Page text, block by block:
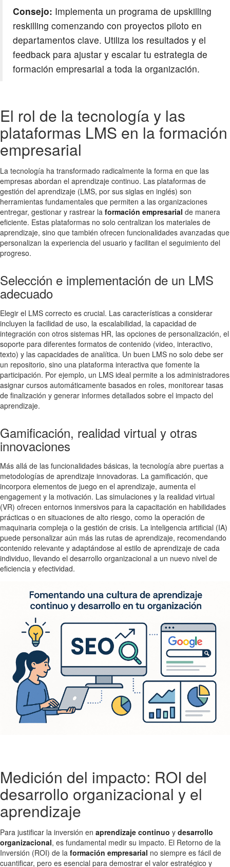
Consejo: Implementa un programa de upskilling
reskilling comenzando con proyectos piloto en
departamentos clave. Utiliza los resultados y el
feedback para ajustar y escalar tu estrategia de
formación empresarial a toda la organización.
El rol de la tecnología y las
plataformas LMS en la formación
empresarial
La tecnología ha transformado radicalmente la forma en que las
empresas abordan el aprendizaje continuo. Las plataformas de
gestión del aprendizaje (LMS, por sus siglas en inglés) son
herramientas fundamentales que permiten a las organizaciones
entregar, gestionar y rastrear la formación empresarial de manera
eficiente. Estas plataformas no solo centralizan los materiales de
aprendizaje, sino que también ofrecen funcionalidades avanzadas que
personalizan la experiencia del usuario y facilitan el seguimiento del
progreso.
Selección e implementación de un LMS
adecuado
Elegir el LMS correcto es crucial. Las características a considerar
incluyen la facilidad de uso, la escalabilidad, la capacidad de
integración con otros sistemas HR, las opciones de personalización, el
soporte para diferentes formatos de contenido (video, interactivo,
texto) y las capacidades de analítica. Un buen LMS no solo debe ser
un repositorio, sino una plataforma interactiva que fomente la
participación. Por ejemplo, un LMS ideal permite a los administradores
asignar cursos automáticamente basados en roles, monitorear tasas
de finalización y generar informes detallados sobre el impacto del
aprendizaje.
Gamificación, realidad virtual y otras
innovaciones
Más allá de las funcionalidades básicas, la tecnología abre puertas a
metodologías de aprendizaje innovadoras. La gamificación, que
incorpora elementos de juego en el aprendizaje, aumenta el
engagement y la motivación. Las simulaciones y la realidad virtual
(VR) ofrecen entornos inmersivos para la capacitación en habilidades
prácticas o en situaciones de alto riesgo, como la operación de
maquinaria compleja o la gestión de crisis. La inteligencia artificial (IA)
puede personalizar aún más las rutas de aprendizaje, recomendando
contenido relevante y adaptándose al estilo de aprendizaje de cada
individuo, llevando el desarrollo organizacional a un nuevo nivel de
eficiencia y efectividad.
Medición del impacto: ROI del
desarrollo organizacional y el
aprendizaje
Para justificar la inversión en aprendizaje continuo y desarrollo
organizacional, es fundamental medir su impacto. El Retorno de la
Inversión (ROI) de la formación empresarial no siempre es fácil de
cuantificar, pero es esencial para demostrar el valor estratégico y